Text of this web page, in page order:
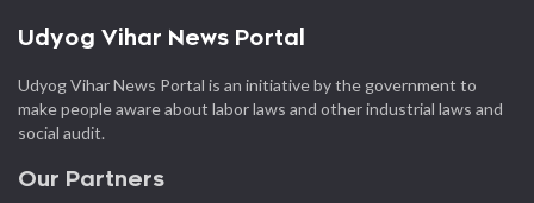
Udyog Vihar News Portal
Udyog Vihar News Portal is an initiative by the government to
make people aware about labor laws and other industrial laws and
social audit.
Our Partners